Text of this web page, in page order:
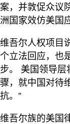
案，并敦促众议
洲国家效仿美国
维吾尔人权项目
个立法回应，也
步。 美国领导层
骤，就中国对待
抗。”
维吾尔族的美国